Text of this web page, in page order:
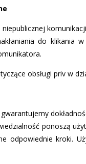
niepublicznej
do klikania
obsługi priv w
ponoszą
odpowiednie kroki.